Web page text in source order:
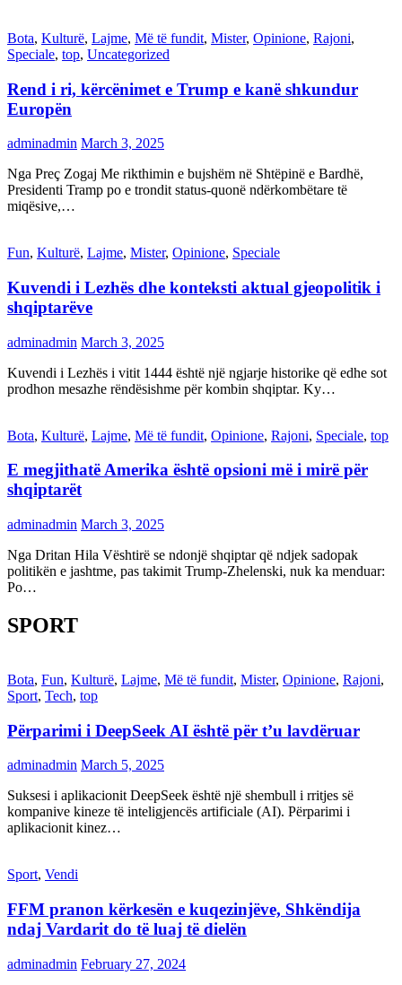
Bota, Kulturë, Lajme, Më të fundit, Mister, Opinione, Rajoni,
Speciale, top, Uncategorized
Rend i ri, kërcënimet e Trump e kanë shkundur
Europën
adminadmin March 3, 2025
Nga Preç Zogaj Me rikthimin e bujshëm në Shtëpinë e Bardhë,
Presidenti Tramp po e trondit status-quonë ndërkombëtare të
miqësive,…
Fun, Kulturë, Lajme, Mister, Opinione, Speciale
Kuvendi i Lezhës dhe konteksti aktual gjeopolitik i
shqiptarëve
adminadmin March 3, 2025
Kuvendi i Lezhës i vitit 1444 është një ngjarje historike që edhe sot
prodhon mesazhe rëndësishme për kombin shqiptar. Ky…
Bota, Kulturë, Lajme, Më të fundit, Opinione, Rajoni, Speciale, top
E megjithatë Amerika është opsioni më i mirë për
shqiptarët
adminadmin March 3, 2025
Nga Dritan Hila Vështirë se ndonjë shqiptar që ndjek sadopak
politikën e jashtme, pas takimit Trump-Zhelenski, nuk ka menduar:
Po…
SPORT
Bota, Fun, Kulturë, Lajme, Më të fundit, Mister, Opinione, Rajoni,
Sport, Tech, top
Përparimi i DeepSeek AI është për t’u lavdëruar
adminadmin March 5, 2025
Suksesi i aplikacionit DeepSeek është një shembull i rritjes së
kompanive kineze të inteligjencës artificiale (AI). Përparimi i
aplikacionit kinez…
Sport, Vendi
FFM pranon kërkesën e kuqezinjëve, Shkëndija
ndaj Vardarit do të luaj të dielën
adminadmin February 27, 2024